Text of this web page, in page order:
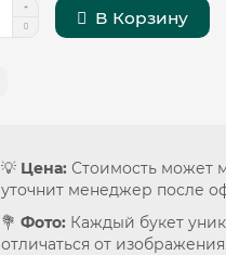
В Корзину
💡 Цена: Стоимость может
уточнит менеджер после
💐Фото: Каждый букет
отличаться от изображения.